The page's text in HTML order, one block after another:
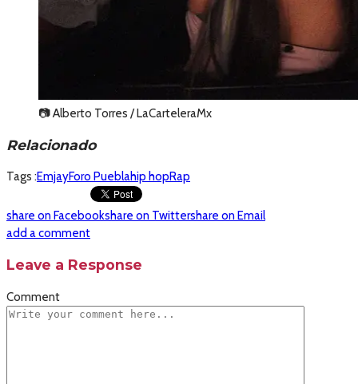
📷 Alberto Torres / LaCarteleraMx
Relacionado
Tags :EmjayForo Pueblahip hopRap
share on Facebookshare on Twittershare on Email
add a comment
Leave a Response
Comment